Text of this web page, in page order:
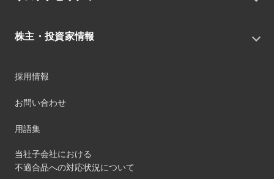
役員
事業
IRニュース
環境
ガバナンス
マテリアリティ
サステナビリティデータ
第三者保証
株主・投資家情報
財務ハイライト
IRカレンダー
個人投資家のみなさまへ
採用情報
お問い合わせ
用語集
当社子会社における
不適合品への対応状況について